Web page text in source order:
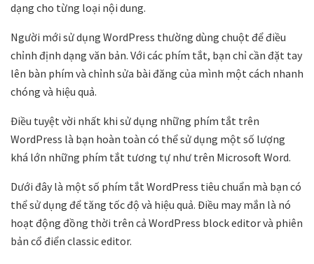
dạng cho từng loại nội dung.
Người mới sử dụng WordPress thường dùng chuột để điều
chỉnh định dạng văn bản. Với các phím tắt, bạn chỉ cần đặt tay
lên bàn phím và chỉnh sửa bài đăng của mình một cách nhanh
chóng và hiệu quả.
Điều tuyệt vời nhất khi sử dụng những phím tắt trên
WordPress là bạn hoàn toàn có thể sử dụng một số lượng
khá lớn những phím tắt tương tự như trên Microsoft Word.
Dưới đây là một số phím tắt WordPress tiêu chuẩn mà bạn có
thể sử dụng để tăng tốc độ và hiệu quả. Điều may mắn là nó
hoạt động đồng thời trên cả WordPress block editor và phiên
bản cổ điển classic editor.